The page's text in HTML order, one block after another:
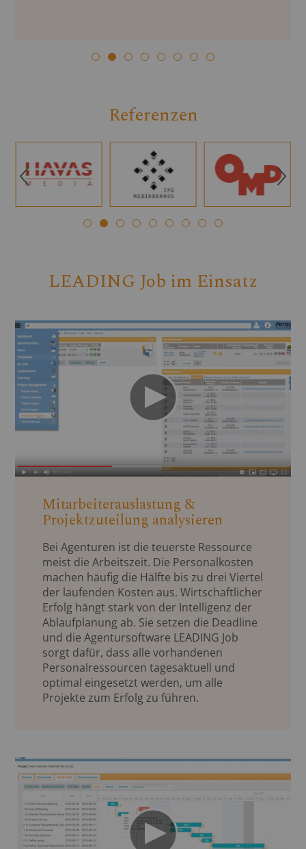
Referenzen
Q R
LEADING Job im Einsatz
Mitarbeiterauslastung &
Projektzuteilung analysieren
Bei Agenturen ist die teuerste Ressource
meist die Arbeitszeit. Die Personalkosten
machen häufig die Hälfte bis zu drei Viertel
der laufenden Kosten aus. Wirtschaftlicher
Erfolg hängt stark von der Intelligenz der
Ablaufplanung ab. Sie setzen die Deadline
und die Agentursoftware LEADING Job
sorgt dafür, dass alle vorhandenen
Personalressourcen tagesaktuell und
optimal eingesetzt werden, um alle
Projekte zum Erfolg zu führen.